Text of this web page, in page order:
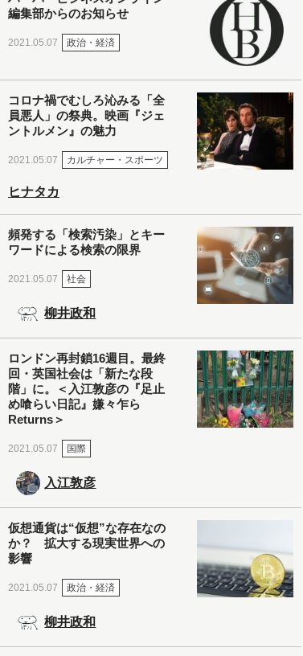
編集部からのお知らせ
2021.05.07 政治・経済
コロナ禍でむしろ沁みる「全
員悪人」の祭典。映画『ジェ
ントルメン』の魅力
2021.05.07 カルチャー・スポーツ
ヒナタカ
頻発する「検索汚染」とキー
ワードによる検索の限界
2021.05.07 社会
柳井政和
ロンドン再封鎖16週目。最終
回・英国社会は「新たな段
階」に。＜入江敦彦の『足止
め喰らい日記』嫌々乍ら
Returns＞
2021.05.07 国際
入江敦彦
仮想通貨は“仮想”な存在なの
か？ 拡大する現実世界への
影響
2021.05.07 政治・経済
柳井政和